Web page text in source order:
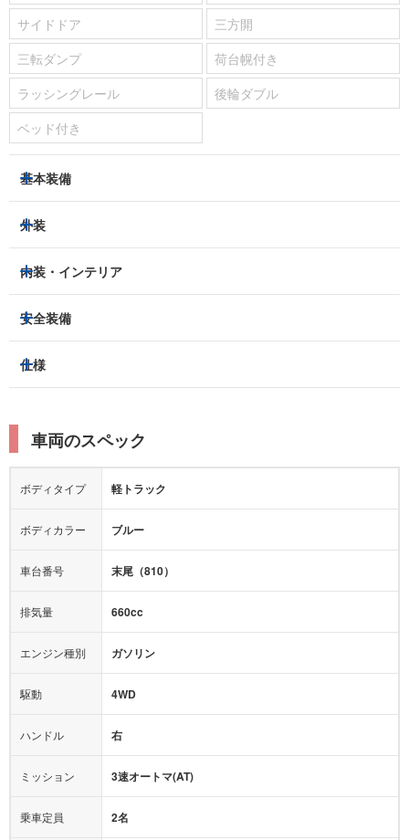
サイドドア
三方開
三転ダンプ
荷台幌付き
ラッシングレール
後輪ダブル
ベッド付き
基本装備
パワーステアリング
エアコン：あり
キーレス
盗難防止装置
パーキングアシスト
クルーズコントロール
ターボチャージャー
外装
ヘッドライト
アルミホイール：-
サンルーフ/ガラスルーフ
ルーフレール
エアロパーツ
ローダウン
内装・インテリア
3列シート
ベンチシート
パワーシート
シートヒーター
カーナビ：-
ミュージックプレイヤー接続可
後席モニター
安全装備
トラクションコントロール
レーンキープアシスト
横滑り防止装置
衝突被害軽減プレーキ
カメラ：-
エアバッグ：
衝撃緩和ヘッドレスト
サポカー
アクセル踏み間違い（誤発進）防止装置
アダプティブクルーズコントロール
ヒルディセントコントロール
オートマチックハイビーム
仕様
車両のスペック
ボディタイプ 軽トラック
ボディカラー ブルー
車台番号 末尾（810）
排気量 660cc
エンジン種別 ガソリン
駆動 4WD
ハンドル 右
ミッション 3速オートマ(AT)
乗車定員 2名